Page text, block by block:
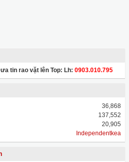
tin rao vặt lên Top: Lh: 0903.010.795
36,868
137,552
20,905
Independentkea